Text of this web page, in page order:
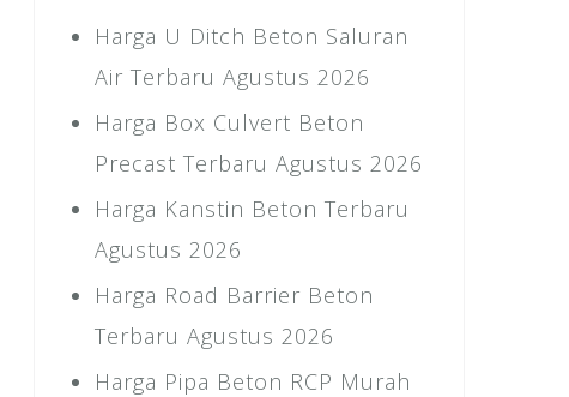
Harga U Ditch Beton Saluran
Air Terbaru Agustus 2026
Harga Box Culvert Beton
Precast Terbaru Agustus 2026
Harga Kanstin Beton Terbaru
Agustus 2026
Harga Road Barrier Beton
Terbaru Agustus 2026
Harga Pipa Beton RCP Murah